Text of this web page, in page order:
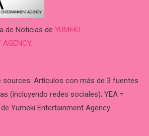
de Noticias de YUMEKI
AGENCY.
Artículos con más de 3 fuentes
(incluyendo redes sociales); YEA =
Yumeki Entertainment Agency.